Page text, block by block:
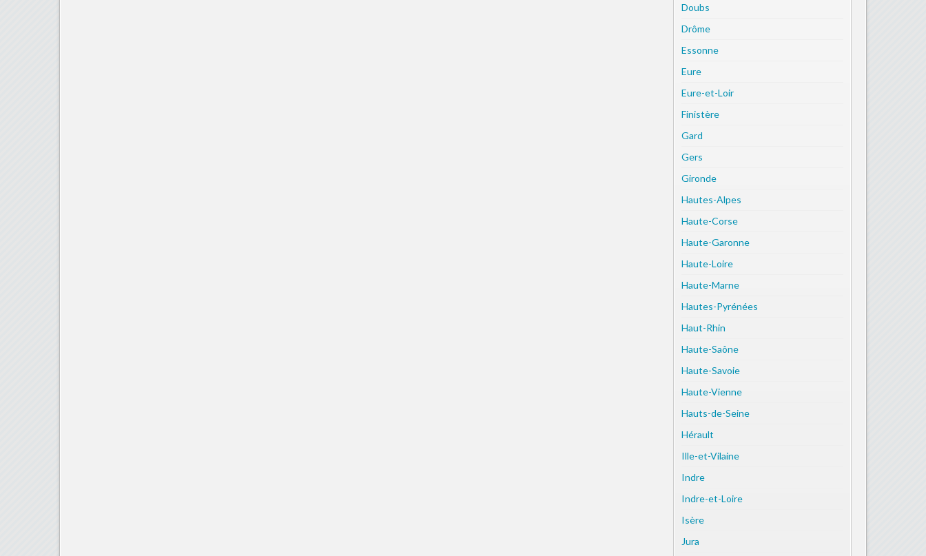
Doubs
Drôme
Essonne
Eure
Eure-et-Loir
Finistère
Gard
Gers
Gironde
Hautes-Alpes
Haute-Corse
Haute-Garonne
Haute-Loire
Haute-Marne
Hautes-Pyrénées
Haut-Rhin
Haute-Saône
Haute-Savoie
Haute-Vienne
Hauts-de-Seine
Hérault
Ille-et-Vilaine
Indre
Indre-et-Loire
Isère
Jura